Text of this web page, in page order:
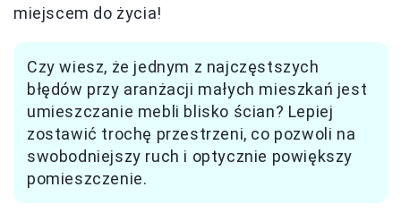
miejscem do życia!
Czy wiesz, że jednym z najczęstszych
błędów przy aranżacji małych mieszkań jest
umieszczanie mebli blisko ścian? Lepiej
zostawić trochę przestrzeni, co pozwoli na
swobodniejszy ruch i optycznie powiększy
pomieszczenie.